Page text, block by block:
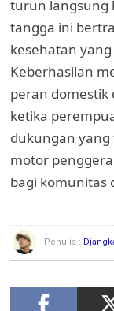
turun langsung
tangga ini
kesehatan
Keberhasilan
peran
ketika
dukungan
motor
bagi komunitas
Penulis :